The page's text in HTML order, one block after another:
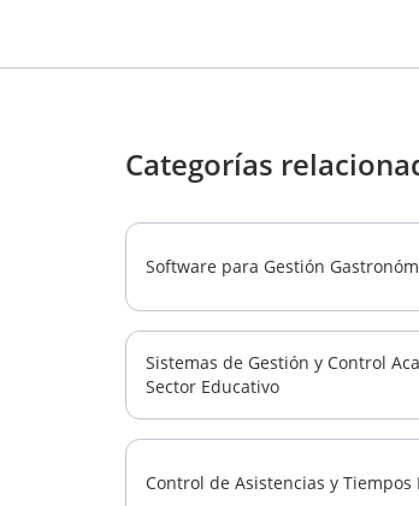
Categorías
Software para Gestión
Sistemas de Gestión y Control
Sector Educativo
Control de Asistencias y Tiempos